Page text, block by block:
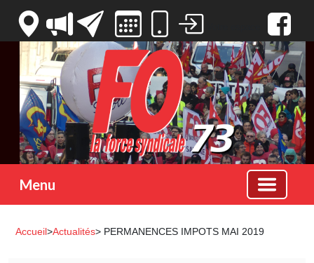
Menu
Accueil>Actualités> PERMANENCES IMPOTS MAI 2019